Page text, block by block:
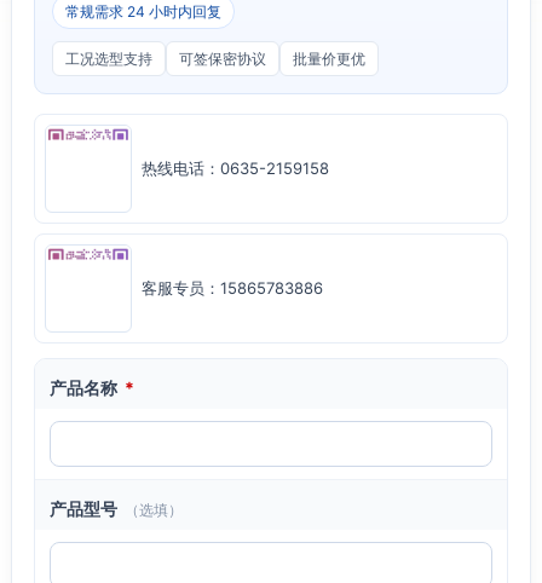
常规需求 24 小时内回复
工况选型支持 可签保密协议 批量价更优
热线电话：0635-2159158
客服专员：15865783886
产品名称 *
产品型号 （选填）